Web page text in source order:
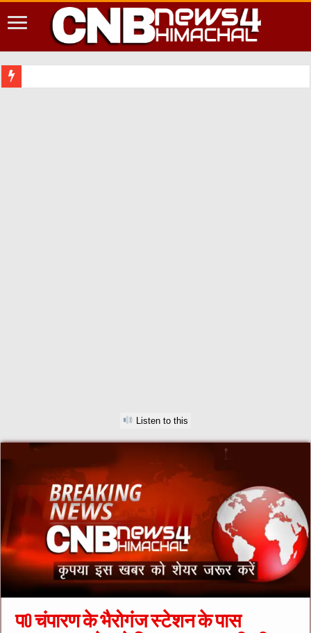
Listen to this
प0 चंपारण के भैरोगंज स्टेशन के पास